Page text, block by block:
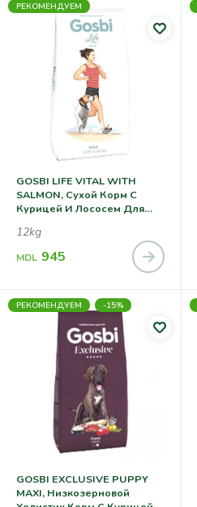
РЕКОМЕНДУЕМ
GOSBI LIFE VITAL WITH
SALMON, Сухой Корм С
Курицей И Лососем Для
Пород
12kg
MDL 945
РЕКОМЕНДУЕМ -15%
GOSBI EXCLUSIVE PUPPY
MAXI, Низкозерновой